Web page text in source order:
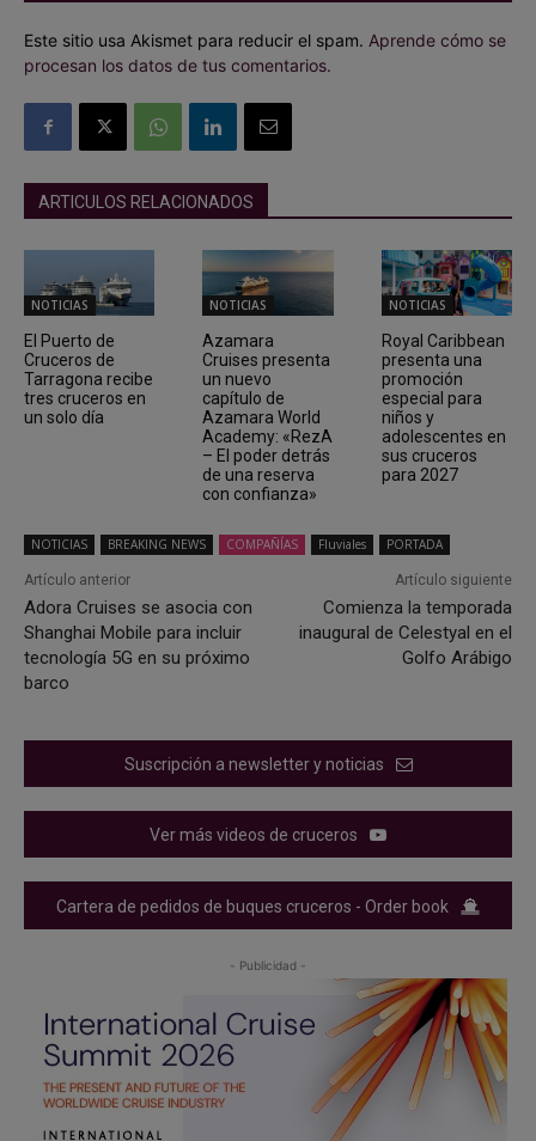
Este sitio usa Akismet para reducir el spam. Aprende cómo se
procesan los datos de tus comentarios.
ARTICULOS RELACIONADOS
NOTICIAS
El Puerto de
Cruceros de
Tarragona recibe
tres cruceros en
un solo día
NOTICIAS
Azamara
Cruises presenta
un nuevo
capítulo de
Azamara World
Academy: «RezA
– El poder detrás
de una reserva
con confianza»
NOTICIAS
Royal Caribbean
presenta una
promoción
especial para
niños y
adolescentes en
sus cruceros
para 2027
NOTICIAS BREAKING NEWS COMPAÑÍAS Fluviales PORTADA
Artículo anterior
Adora Cruises se asocia con
Shanghai Mobile para incluir
tecnología 5G en su próximo
barco
Artículo siguiente
Comienza la temporada
inaugural de Celestyal en el
Golfo Arábigo
Suscripción a newsletter y noticias
Ver más videos de cruceros
Cartera de pedidos de buques cruceros - Order book
- Publicidad -